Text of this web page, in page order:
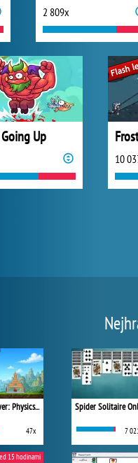
2 809x
Up
10
One Shot Tower: Physics Destroyer
47x
15 hodinami
Spider Solitaire
7